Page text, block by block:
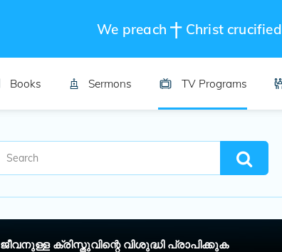
We preach Christ crucified
Books Sermons TV Programs
ജീവനുള്ള ക്രിസ്തുവിന്റെ വിശുദ്ധി പ്രാപിക്കുക